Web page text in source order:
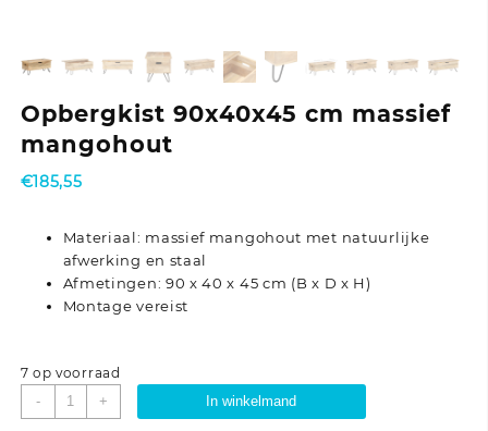
Opbergkist 90x40x45 cm massief
mangohout
€185,55
Materiaal: massief mangohout met natuurlijke
afwerking en staal
Afmetingen: 90 x 40 x 45 cm (B x D x H)
Montage vereist
7 op voorraad
-
Opbergkist
90x40x45
+ In winkelmand